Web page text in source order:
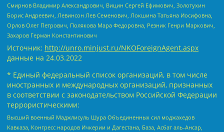
Смирнов Владимир Александрович, Вицин Сергей Ефимович, Золотухин
Борис Андреевич, Левинсон Лев Семенович, Локшина Татьяна Иосифовна,
Орлов Олег Петрович, Полякова Мара Федоровна, Резник Генри Маркович,
Захаров Герман Константинович
Источник: http://unro.minjust.ru/NKOForeignAgent.aspx
данные на 24.03.2022
* Единый федеральный список организаций, в том числе
иностранных и международных организаций, признанных
в соответствии с законодательством Российской Федерации
террористическими:
Высший военный Маджлисуль Шура Объединенных сил моджахедов
Кавказа, Конгресс народов Ичкерии и Дагестана, База, Асбат аль-Ансар,